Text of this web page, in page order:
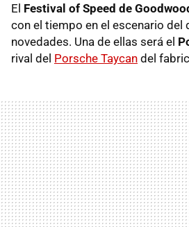
El Festival of Speed de
con el tiempo en el escenario del
novedades. Una de ellas será el
rival del Porsche Taycan del